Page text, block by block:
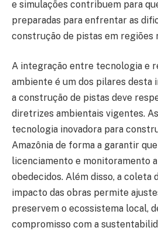
e simulações contribuem para
preparadas para enfrentar as
construção de pistas em regiões
A integração entre tecnologia e
ambiente é um dos pilares desta
a construção de pistas deve
diretrizes ambientais vigentes.
tecnologia inovadora para
Amazônia de forma a garantir
licenciamento e monitoramento
obedecidos. Além disso, a coleta
impacto das obras permite
preservem o ecossistema local,
compromisso com a